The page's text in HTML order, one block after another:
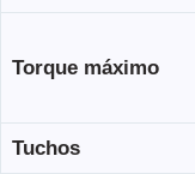
Torque máximo
Tuchos